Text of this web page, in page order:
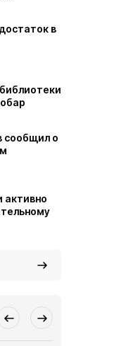
в
сообщил о
активно